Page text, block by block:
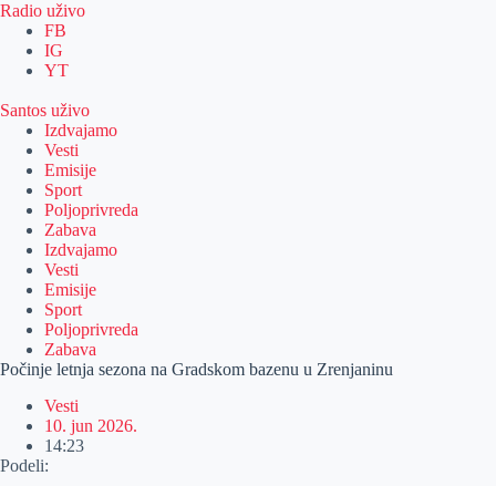
Radio uživo
FB
IG
YT
Santos uživo
Izdvajamo
Vesti
Emisije
Sport
Poljoprivreda
Zabava
Izdvajamo
Vesti
Emisije
Sport
Poljoprivreda
Zabava
Počinje letnja sezona na Gradskom bazenu u Zrenjaninu
Vesti
10. jun 2026.
14:23
Podeli: